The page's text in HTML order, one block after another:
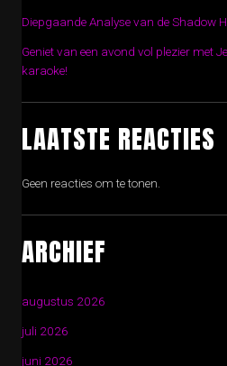
Diepgaande Analyse van de Shadow
Geniet van een avond vol plezier met
karaoke!
LAATSTE REACTIES
Geen reacties om te tonen.
ARCHIEF
augustus 2026
juli 2026
juni 2026